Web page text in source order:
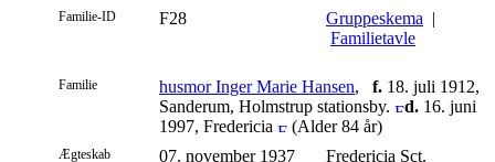
Familie-ID F28 Gruppeskema |
Familietavle
Familie husmor Inger Marie Hansen, f. 18. juli 1912,
Sanderum, Holmstrup stationsby.
d. 16. juni
1997, Fredericia
(Alder 84 år)
Ægteskab 07. november 1937
Fredericia Sct.